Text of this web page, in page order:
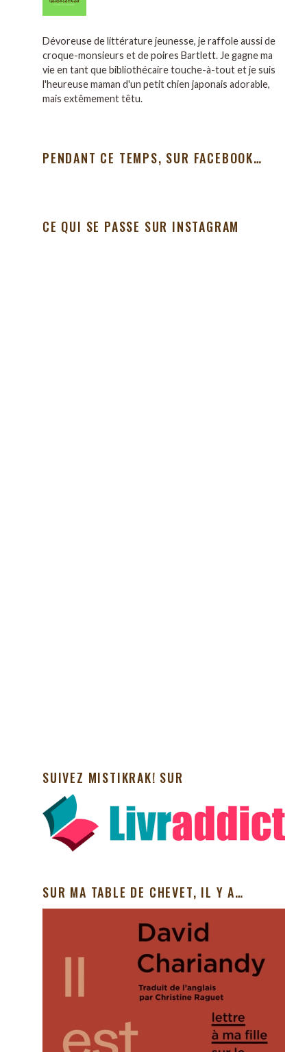
Dévoreuse de littérature jeunesse, je raffole aussi de
croque-monsieurs et de poires Bartlett. Je gagne ma
vie en tant que bibliothécaire touche-à-tout et je suis
l'heureuse maman d'un petit chien japonais adorable,
mais extêmement têtu.
PENDANT CE TEMPS, SUR FACEBOOK…
CE QUI SE PASSE SUR INSTAGRAM
SUIVEZ MISTIKRAK! SUR
SUR MA TABLE DE CHEVET, IL Y A…